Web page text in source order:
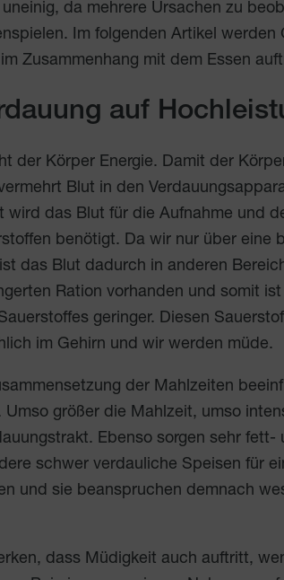
da mehrere Ursachen zu
Im folgenden Artikel werden
Zusammenhang mit dem Essen
auf
der Körper Energie. Damit der
Blut in den
wird das Blut für die Aufnahme und
benötigt. Da wir nur über eine
das Blut dadurch in anderen
Ration vorhanden und somit
geringer. Diesen
im Gehirn und wir werden müde.
der Mahlzeiten
größer die Mahlzeit, umso
Ebenso sorgen sehr fett-
schwer verdauliche Speisen für
und sie beanspruchen demnach
dass Müdigkeit auch auftritt,